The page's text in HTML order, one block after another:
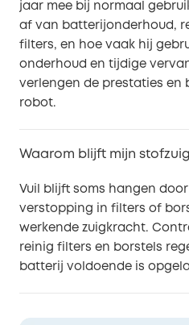
jaar mee bij normaal
af van batterijonderhoud,
filters, en hoe vaak hij
onderhoud en tijdige
verlengen de prestaties en
robot.
Waarom blijft mijn
Vuil blijft soms hangen
verstopping in filters of
werkende zuigkracht.
reinig filters en borstels
batterij voldoende is